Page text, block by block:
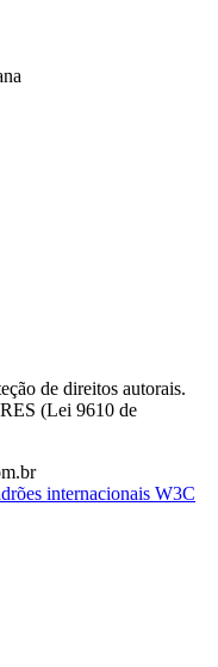
de direitos autorais.
(Lei 9610 de